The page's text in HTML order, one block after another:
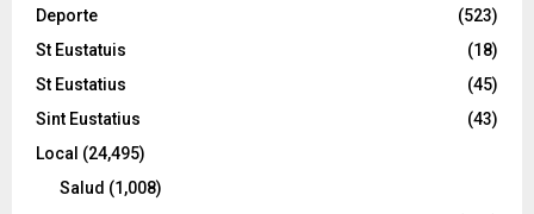
Deporte
(523)
St Eustatuis
(18)
St Eustatius
(45)
Sint Eustatius
(43)
Local (24,495)
Salud (1,008)